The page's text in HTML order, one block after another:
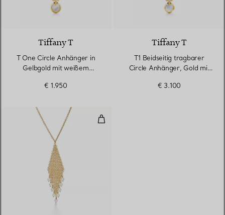
Tiffany T
T One Circle Anhänger in
Gelbgold mit weißem
€ 1.950
Tiffany T
T1 Beidseitig tragbarer
Circle Anhänger, Gold mit
€ 3.100
Mesh Fransenanhänger